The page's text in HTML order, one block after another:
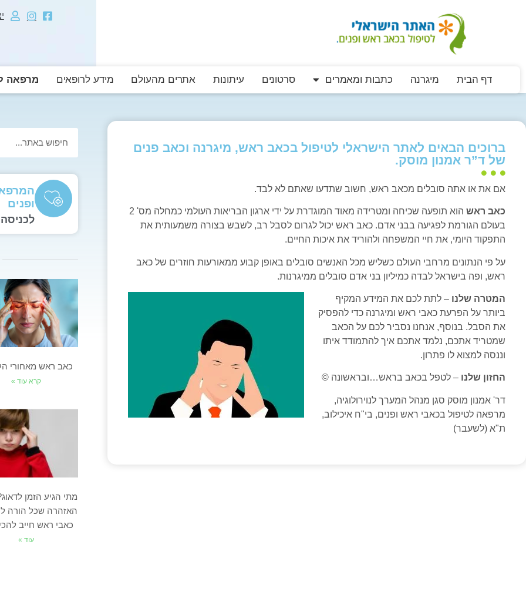
דף הבית מיגרנה כתבות ומאמרים סרטונים עיתונות אתרים מהעולם מידע לרופאים מרפאה
ברוכים הבאים לאתר הישראלי לטיפול בכאב ראש, מיגרנה וכאב פנים
של ד”ר אמנון מוסק.
אם את או אתה סובלים מכאב ראש, חשוב שתדעו שאתם לא לבד.
כאב ראש
הוא תופעה שכיחה ומטרידה מאוד המוגדרת על ידי ארגון הבריאות העולמי כמחלה מס' 2
בעולם הגורמת לפגיעה בבני אדם. כאב ראש יכול לגרום לסבל רב, לשבש בצורה משמעותית את
התפקוד היומי, את חיי המשפחה ולהוריד את איכות החיים.
על פי הנתונים מרחבי העולם כשליש מכל האנשים סובלים באופן קבוע ממאורעות חוזרים של כאב
ראש, ופה בישראל לבדה כמיליון בני אדם סובלים ממיגרנות.
המטרה שלנו – לתת לכם את המידע המקיף
ביותר על הפרעת כאבי ראש ומיגרנה כדי להפסיק
את הסבל. בנוסף, אנחנו נסביר לכם על הכאב
שמטריד אתכם, נלמד אתכם איך להתמודד איתו
וננסה למצוא לו פתרון.
החזון שלנו – לטפל בכאב בראש…ובראשונה ©
דר' אמנון מוסק סגן מנהל המערך לנוירולוגיה,
מרפאה לטיפול בכאבי ראש ופנים, בי"ח איכילוב,
ת"א (לשעבר)
ופנים
כאב ראש מאחורי
קרא עוד »
מתי הגיע הזמן
האזהרה שכל הורה
כאבי ראש חייב
עוד »